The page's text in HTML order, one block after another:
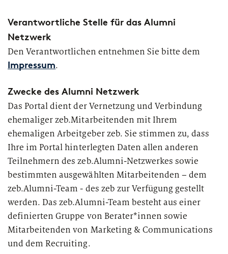
Großbanken
Pfandbriefbanken
Sparkassen
Landesförderbanken
Versicherungen
Themen
Sparten
Kompositversicherer
Digital Services Hub & Tools
Diversität & Inklusion
Investment & Asset Management
IT-Compliance & Cyberresilienz
Nachhaltigkeit & ESG
Payments & Cards
Pricing & Ertrag
Private Banking & Wealth
Management
Insightsfür Financial Services
Die neuesten Nachrichten zu interessanten Veröffentlichungen,
PUBLIKATION
European Asset Management Study
2026
zeb - partners forchange
Mit Unternehmergeist, strategischem Denken, aber vor
als eine der führenden Strategie-, Management- und IT-
Beratungen für die europäische
Finanzdienstleistungsbranche etabliert.
Mit unserer Unterstützung begegnen unsere Kunden
drängenden Themen und Herausforderungen, die sich
aus dem Wandel der Branche und neuen
aufsichtsrechtlichen Anforderungen ergeben. Gemeinsam
meistern wir die einzige Konstante – die Veränderung. Als
„partners for change“ begleiten wir Finanzintermediäre in
Europa bei ihrer erfolgreichen Transformation.
Verantwortliche Stelle für das Alumni
Netzwerk
Den Verantwortlichen entnehmen Sie bitte dem
Impressum.
Zwecke des Alumni Netzwerk
Das Portal dient der Vernetzung und Verbindung
ehemaliger zeb.Mitarbeitenden mit Ihrem
ehemaligen Arbeitgeber zeb. Sie stimmen zu, dass
Ihre im Portal hinterlegten Daten allen anderen
Teilnehmern des zeb.Alumni-Netzwerkes sowie
bestimmten ausgewählten Mitarbeitenden – dem
zeb.Alumni-Team - des zeb zur Verfügung gestellt
werden. Das zeb.Alumni-Team besteht aus einer
definierten Gruppe von Berater*innen sowie
Mitarbeitenden von Marketing & Communications
und dem Recruiting.